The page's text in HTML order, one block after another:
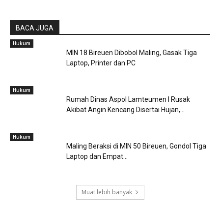
BACA JUGA
Hukum
MIN 18 Bireuen Dibobol Maling, Gasak Tiga
Laptop, Printer dan PC
Hukum
Rumah Dinas Aspol Lamteumen I Rusak
Akibat Angin Kencang Disertai Hujan,...
Hukum
Maling Beraksi di MIN 50 Bireuen, Gondol Tiga
Laptop dan Empat...
Muat lebih banyak